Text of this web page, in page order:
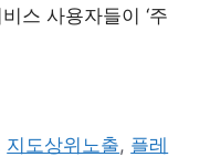
스 사용자들이 ‘주
지도상위노출, 플레